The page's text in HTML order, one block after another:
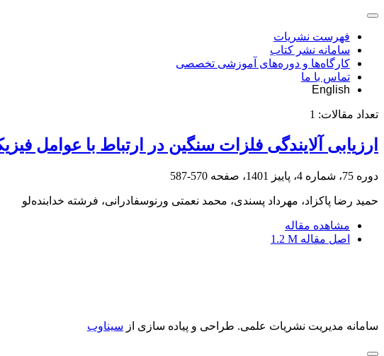
فهرست نشریات
سامانه نشر کتاب
کارگاه‌ها و دوره‌های آموزشی تخصصی
تماس با ما
English
تعداد مقالات: 1
ارزیابی آلایندگی فلزات سنگین در ارتباط با عوامل
دوره 75، شماره 4، پاییز 1401، صفحه 570-587
حمید رضا پاکزاد، مهرداد پسندی، محمد نعمتی ورنوسفادرانی، فرشته خدابنده‌لو
مشاهده مقاله
اصل مقاله 1.2 M
سامانه مدیریت نشریات علمی. طراحی و پیاده سازی از سیناوب